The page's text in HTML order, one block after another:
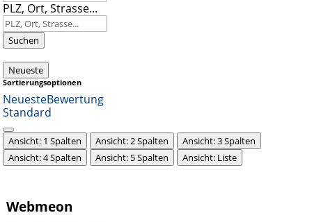
PLZ, Ort, Strasse...
Suchen
Neueste
Sortierungsoptionen
NeuesteBewertung
Standard
Ansicht: 1 Spalten Ansicht: 2 Spalten
Ansicht: 3 Spalten
Ansicht: 4 Spalten
Ansicht: 5 Spalten Ansicht: Liste
Webmeon